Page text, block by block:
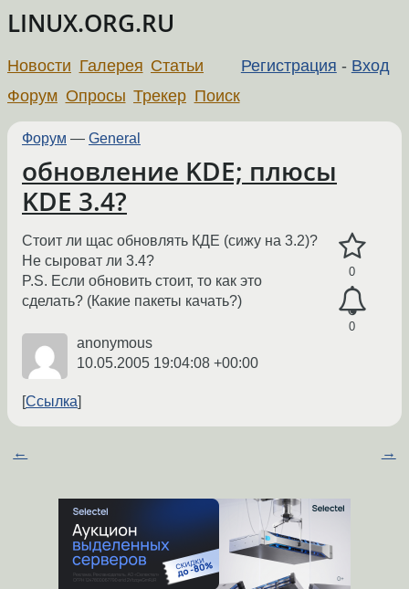
LINUX.ORG.RU
Регистрация - Вход
Новости Галерея Статьи
Форум Опросы Трекер Поиск
Форум — General
обновление KDE; плюсы
KDE 3.4?
0
0
Стоит ли щас обновлять КДЕ (сижу на 3.2)?
Не сыроват ли 3.4?
P.S. Если обновить стоит, то как это
сделать? (Какие пакеты качать?)
anonymous
10.05.2005 19:04:08 +00:00
Ссылка
← →